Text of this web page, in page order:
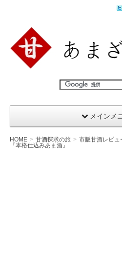
メインメ
HOME 甘酒探求の旅
市販甘酒レビュ
『本格仕込みあま酒』